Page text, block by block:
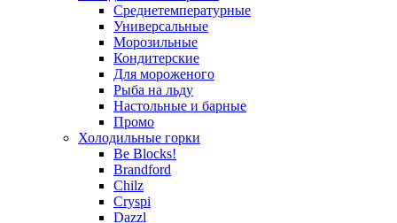
Среднетемпературные
Универсальные
Морозильные
Кондитерские
Для мороженого
Рыба на льду
Настольные и барные
Промо
Холодильные горки
Be Blocks!
Brandford
Chilz
Cryspi
Dazzl